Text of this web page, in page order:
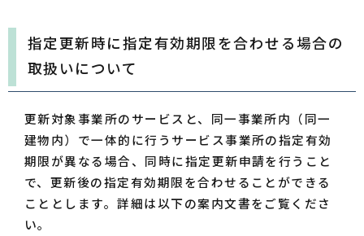
指定更新時に指定有効期限を合わせる場合の
取扱いについて
更新対象事業所のサービスと、同一事業所内（同一
建物内）で一体的に行うサービス事業所の指定有効
期限が異なる場合、同時に指定更新申請を行うこと
で、更新後の指定有効期限を合わせることができる
こととします。詳細は以下の案内文書をご覧くださ
い。